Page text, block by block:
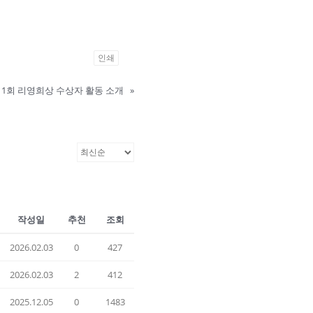
인쇄
회 리영희상 수상자 활동 소개 »
작성일 추천 조회
2026.02.03 0 427
2026.02.03 2 412
2025.12.05 0 1483